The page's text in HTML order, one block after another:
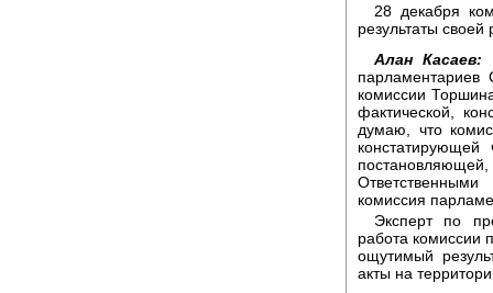
28 декабря
результаты своей
Алан Касаев:
комиссии
фактической,
думаю, что
комиссия
Эксперт по
работа комиссии
ощутимый
акты на